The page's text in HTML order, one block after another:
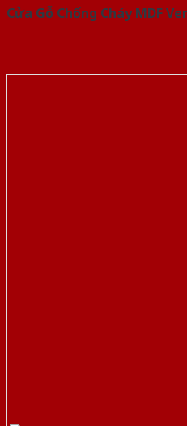
Cửa Gỗ Chống Cháy MDF